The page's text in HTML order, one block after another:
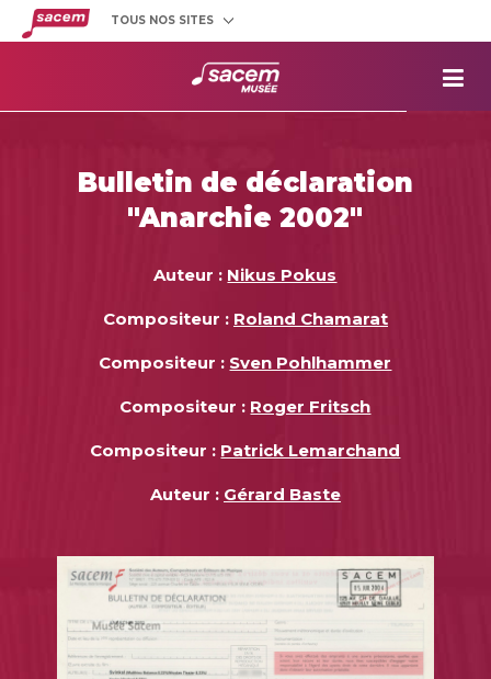
TOUS NOS SITES
Bulletin de déclaration
"Anarchie 2002"
Auteur : Nikus Pokus
Compositeur : Roland Chamarat
Compositeur : Sven Pohlhammer
Compositeur : Roger Fritsch
Compositeur : Patrick Lemarchand
Auteur : Gérard Baste